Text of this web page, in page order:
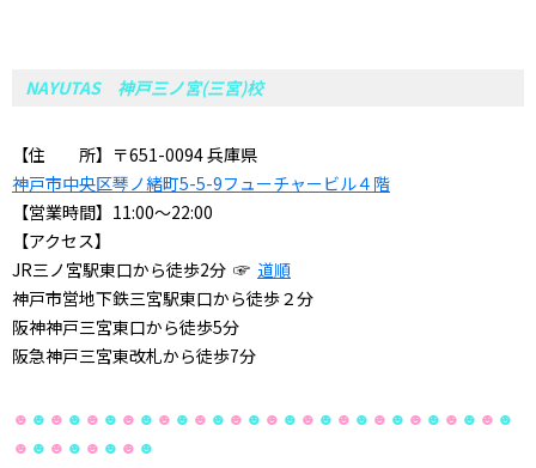
NAYUTAS 神戸三ノ宮(三宮)校
【住 所】〒651-0094 兵庫県
神戸市中央区琴ノ緒町5-5-9フューチャービル４階
【営業時間】11:00～22:00
【アクセス】
JR三ノ宮駅東口から徒歩2分 ☞ 道順
神戸市営地下鉄三宮駅東口から徒歩２分
阪神神戸三宮東口から徒歩5分
阪急神戸三宮東改札から徒歩7分
☻ ☻ ☻ ☻ ☻ ☻ ☻ ☻ ☻ ☻ ☻ ☻ ☻ ☻ ☻ ☻ ☻ ☻ ☻ ☻ ☻ ☻ ☻ ☻ ☻ ☻ ☻ ☻
☻ ☻ ☻ ☻ ☻ ☻ ☻ ☻